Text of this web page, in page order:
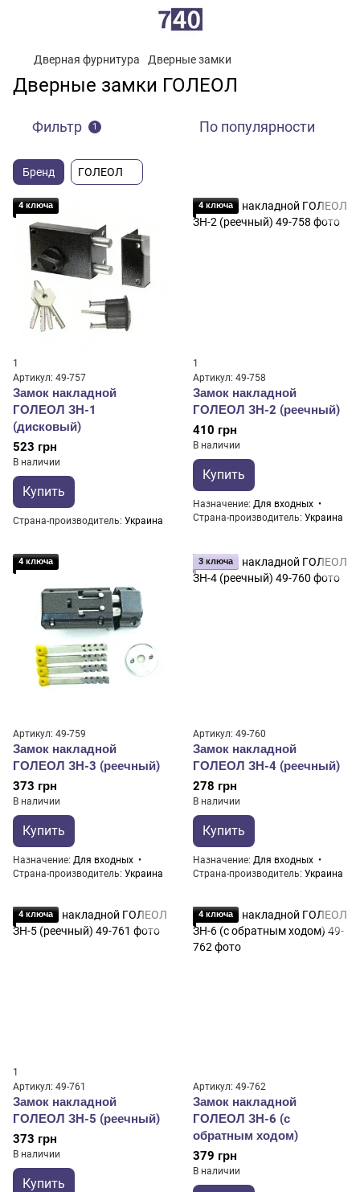
Дверная фурнитура Дверные замки
Дверные замки ГОЛЕОЛ
Фильтр 1 По популярности
Бренд ГОЛЕОЛ
4 ключа
1
Артикул: 49-757
Замок накладной
ГОЛЕОЛ ЗН-1
(дисковый)
523 грн
В наличии
Купить
Страна-производитель Украина
4 ключа
1
Артикул: 49-758
Замок накладной
ГОЛЕОЛ ЗН-2 (реечный)
410 грн
В наличии
Купить
Назначение Для входных
Страна-производитель Украина
4 ключа
Артикул: 49-759
Замок накладной
ГОЛЕОЛ ЗН-3 (реечный)
373 грн
В наличии
Купить
Назначение Для входных
Страна-производитель Украина
3 ключа
Артикул: 49-760
Замок накладной
ГОЛЕОЛ ЗН-4 (реечный)
278 грн
В наличии
Купить
Назначение Для входных
Страна-производитель Украина
4 ключа
1
Артикул: 49-761
Замок накладной
ГОЛЕОЛ ЗН-5 (реечный)
373 грн
В наличии
Купить
4 ключа
Артикул: 49-762
Замок накладной
ГОЛЕОЛ ЗН-6 (с
обратным ходом)
379 грн
В наличии